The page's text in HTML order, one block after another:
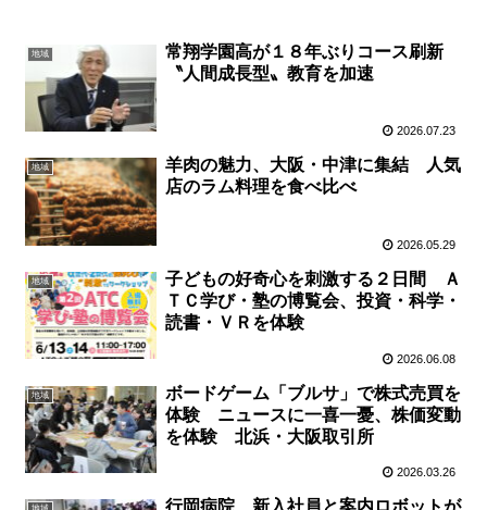
地域
常翔学園高が１８年ぶりコース刷新
〝人間成長型〟教育を加速
2026.07.23
地域
羊肉の魅力、大阪・中津に集結 人気
店のラム料理を食べ比べ
2026.05.29
地域
子どもの好奇心を刺激する２日間 Ａ
ＴＣ学び・塾の博覧会、投資・科学・
読書・ＶＲを体験
2026.06.08
地域
ボードゲーム「ブルサ」で株式売買を
体験 ニュースに一喜一憂、株価変動
を体験 北浜・大阪取引所
2026.03.26